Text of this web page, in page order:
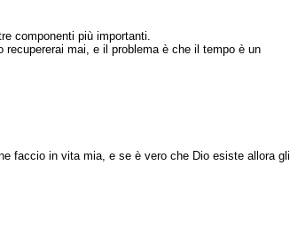
componenti più importanti.
mai, e il problema è che il tempo è un
faccio in vita mia, e se è vero che Dio esiste allora gli